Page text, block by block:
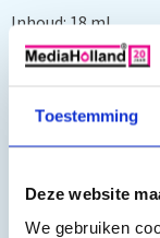
Toestemming
Deze website
We gebruiken
Inhoud: 18 ml.
O.a. geschikt voor:
Lexmark S315
Lexmark Interpret
Lexmark Pro 715,